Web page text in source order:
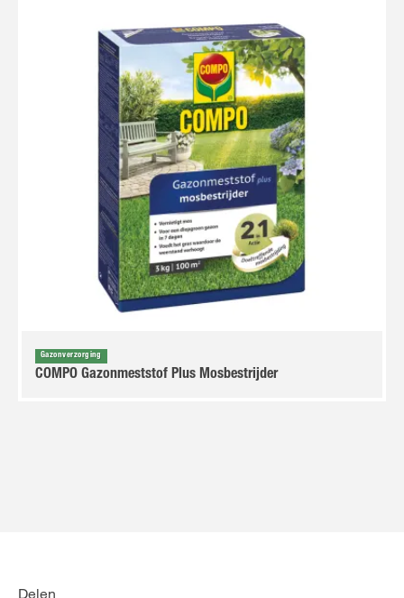
Gazonverzorging
COMPO Gazonmeststof Plus Mosbestrijder
Delen